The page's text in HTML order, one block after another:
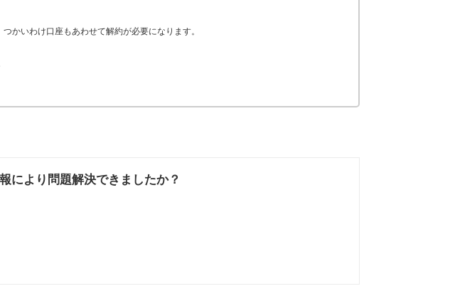
かいわけ口座もあわせて解約が必要になります。
により問題解決できましたか？